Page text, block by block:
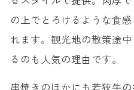
の上でとろけるような食
れます。観光地の散策途
るのも人気の理由です。
串焼きのほかにも若狭牛